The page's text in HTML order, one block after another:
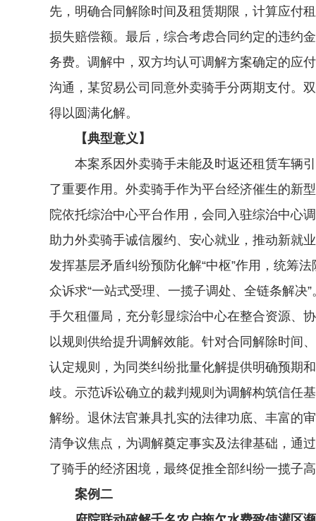
先，明确合同解除时间及租赁期限，计算应付
损失赔偿额。最后，综合考虑合同约定的违约
务费。调解中，双方均认可调解方案确定的应
沟通，某贸易公司同意外卖骑手分两期支付。
得以圆满化解。
【典型意义】
本案系因外卖骑手未能及时返还租赁车辆引
了重要作用。外卖骑手作为平台经济催生的新
院依托综治中心平台作用，会同入驻综治中心
助力外卖骑手诚信履约、安心就业，推动新就
发挥基层矛盾纠纷预防化解“中枢”作用，统筹
众诉求“一站式受理、一揽子调处、全链条解
手欠租僵局，充分彰显综治中心在整合资源、
以规则供给提升调解效能。针对合同解除时间
认定规则，为同类纠纷批量化解提供明确预期
歧。示范诉讼确立的裁判规则为调解构筑信任
解纷。退休法官兼具扎实的法律功底、丰富的
清争议焦点，为调解奠定事实及法律基础，通
了骑手的经济困境，最终促推全部纠纷一揽子
案例二